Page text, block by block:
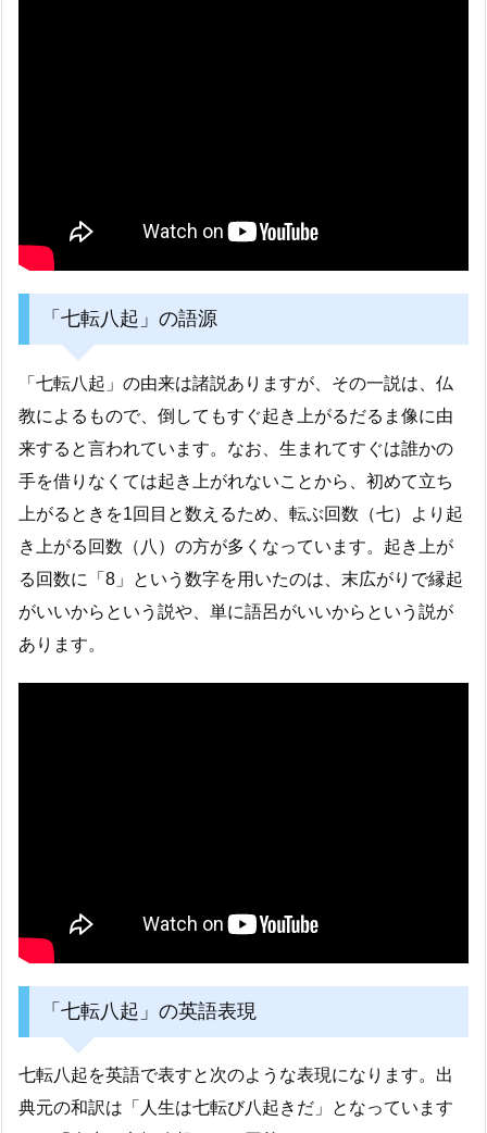
「七転八起」の語源
「七転八起」の由来は諸説ありますが、その一説は、仏
教によるもので、倒してもすぐ起き上がるだるま像に由
来すると言われています。なお、生まれてすぐは誰かの
手を借りなくては起き上がれないことから、初めて立ち
上がるときを1回目と数えるため、転ぶ回数（七）より起
き上がる回数（八）の方が多くなっています。起き上が
る回数に「8」という数字を用いたのは、末広がりで縁起
がいいからという説や、単に語呂がいいからという説が
あります。
「七転八起」の英語表現
七転八起を英語で表すと次のような表現になります。出
典元の和訳は「人生は七転び八起きだ」となっています